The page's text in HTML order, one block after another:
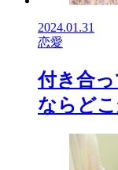
2024.01.31
恋愛
付き合
ならど